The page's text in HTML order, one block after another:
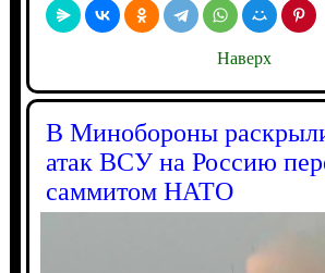
Наверх
В Минобороны
атак ВСУ на Россию
саммитом НАТО